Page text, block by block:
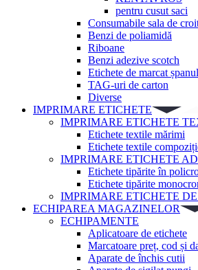
pentru cusut saci
Consumabile sala de
Benzi de poliamidă
Riboane
Benzi adezive scotch
Etichete de marcat șpanul
TAG-uri de carton
Diverse
IMPRIMARE ETICHETE
IMPRIMARE ETICHETE
Etichete textile mărimi
Etichete textile
IMPRIMARE ETICHETE
Etichete tipărite în
Etichete tipărite
IMPRIMARE ETICHETE
ECHIPAREA MAGAZINELOR
ECHIPAMENTE
Aplicatoare de etichete
Marcatoare preț, cod și
Aparate de închis cutii